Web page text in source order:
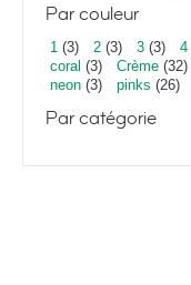
Par couleur
1 (3) 2 (3) 3 (3) 4
coral (3) Crème (32)
neon (3) pinks (26)
Par catégorie